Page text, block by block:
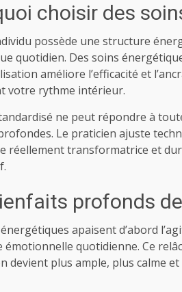
choisir des
possède une structure
quotidien. Des soins
améliore l’efficacité et
votre rythme intérieur.
ne peut répondre à
Le praticien ajuste
réellement transformatrice et
profonds
apaisent d’abord
émotionnelle quotidienne. Ce
devient plus ample, plus calme